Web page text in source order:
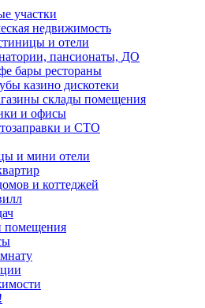
участки
недвижимость
и отели
пансионаты, ДО
бары рестораны
казино дискотеки
склады помещения
и офисы
и СТО
и мини отели
и коттеджей